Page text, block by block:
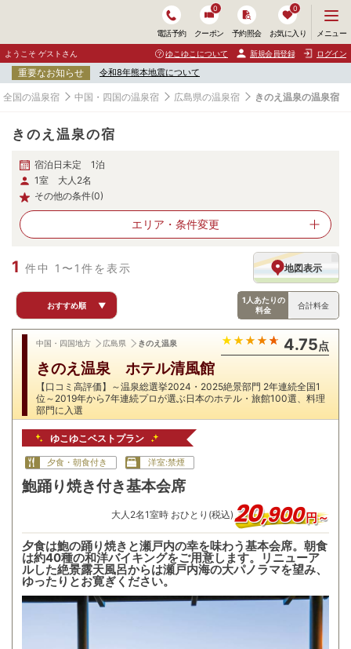
電話予約 クーポン
0
予約照会 お気に入り
0
ニ
ュ
ー
開
く
メニュー
ようこそ ゲストさん ゆこゆこについて 新規会員登録 ログイン
重要なお知らせ 令和8年熊本地震について
全国の温泉宿 中国・四国の温泉宿 広島県の温泉宿 きのえ温泉の温泉宿
きのえ温泉の宿
宿泊日未定 1泊
1室 大人2名
その他の条件(0)
エリア・ 条件変更
1 件中 1〜1件を表示 地図表示
おすすめ順 ▼
1人あたりの
料金
合計料金
中国・四国地方 広島県 きのえ温泉 4.75点
きのえ温泉 ホテル清風館
【口コミ高評価】～温泉総選挙2024・2025絶景部門 2年連続全国1
位～2019年から7年連続プロが選ぶ日本のホテル・旅館100選、料理
部門に入選
ゆこゆこベストプラン
夕食・朝食付き 洋室:禁煙
鮑踊り焼き付き基本会席
大人 2名1室時 おひとり(税込)20,900円～
夕食は鮑の踊り焼きと瀬戸内の幸を味わう基本会席。朝食
は約40種の和洋バイキングをご用意します。リニューア
ルした絶景露天風呂からは瀬戸内海の大パノラマを望み、
ゆったりとお寛ぎください。